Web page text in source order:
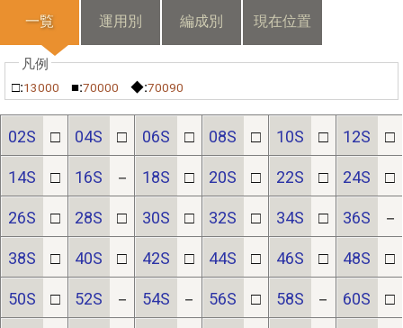
具合フォームよりご連絡ください。
≪位置情報の有効化≫
端末の許可設定とﾌﾞﾗｳｻﾞの許可設定が必
【端末の設定】(android)｢設定(歯車)｣⇒｢現在地情報｣⇒｢プライ
バシー｣/(iphone)｢設定(歯車)｣⇒｢プライバシー｣⇒｢現在地情報｣
で位置情報を｢ON｣
【ﾌﾞﾗｳｻﾞの設定】(chrome)右上ﾒﾆｭｰ⇒｢設定(歯車)｣⇒｢ｻｲﾄの設
一覧 運用別 編成別 現在位置
□:13000 ■:70000 ◆:70090
02S □ 04S □ 06S □ 08S □ 10S □ 12S
□
14S
□ 16S － 18S □ 20S □ 22S □ 24S
□
26S
□ 28S □ 30S □ 32S □ 34S □ 36S
－
38S
□ 40S □ 42S □ 44S □ 46S □ 48S
□
50S
□ 52S － 54S － 56S □ 58S － 60S
□